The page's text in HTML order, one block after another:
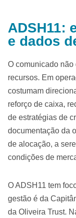
ADSH11:
e dados
O comunicado
recursos. Em
costumam
reforço de caixa,
de estratégias de
documentação da
de alocação, a
condições de
O ADSH11 tem
gestão é da
da Oliveira Trust.